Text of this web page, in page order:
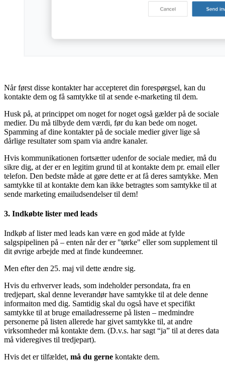
Når først disse kontakter har accepteret din forespørgsel, kan du
kontakte dem og få samtykke til at sende e-marketing til dem.
Husk på, at princippet om noget for noget også gælder på de sociale
medier. Du må tilbyde dem værdi, før du kan bede om noget.
Spamming af dine kontakter på de sociale medier giver lige så
dårlige resultater som spam via andre kanaler.
Hvis kommunikationen fortsætter udenfor de sociale medier, må du
sikre dig, at der er en legitim grund til at kontakte dem pr. email eller
telefon. Den bedste måde at gøre dette er at få deres samtykke. Men
samtykke til at kontakte dem kan ikke betragtes som samtykke til at
sende marketing emailudsendelser til dem!
3. Indkøbte lister med leads
Indkøb af lister med leads kan være en god måde at fylde
salgspipelinen på – enten når der er "tørke" eller som supplement til
dit øvrige arbejde med at finde kundeemner.
Men efter den 25. maj vil dette ændre sig.
Hvis du erhverver leads, som indeholder persondata, fra en
tredjepart, skal denne leverandør have samtykke til at dele denne
informaiton med dig. Samtidig skal du også have et specifikt
samtykke til at bruge emailadresserne på listen – medmindre
personerne på listen allerede har givet samtykke til, at andre
virksomheder må kontakte dem. (D.v.s. har sagt “ja” til at deres data
må videregives til tredjepart).
Hvis det er tilfældet, må du gerne kontakte dem.